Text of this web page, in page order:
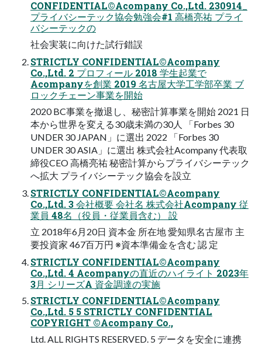
CONFIDENTIAL©Acompany Co.,Ltd. 230914_
プライバシーテック協会勉強会#1 ⾼橋亮祐 プライ
バシーテックの
社会実装に向けた試⾏錯誤
STRICTLY CONFIDENTIAL©Acompany
Co.,Ltd. 2 プロフィール 2018 学⽣起業で
Acompanyを創業 2019 名古屋⼤学⼯学部卒業 ブ
ロックチェーン事業を開始
2020 BC事業を撤退し、秘密計算事業を開始 2021 ⽇
本から世界を変える30歳未満の30⼈ 「Forbes 30
UNDER 30 JAPAN」に選出 2022 「Forbes 30
UNDER 30 ASIA」に選出 株式会社Acompany 代表取
締役CEO ⾼橋亮祐 秘密計算からプライバシーテック
へ拡⼤ プライバシーテック協会を設⽴
STRICTLY CONFIDENTIAL©Acompany
Co.,Ltd. 3 会社概要 会社名 株式会社Acompany 従
業員 48名（役員・従業員含む） 設
⽴ 2018年6⽉20⽇ 資本⾦ 所在地 愛知県名古屋市 主
要投資家 467百万円 ※資本準備⾦を含む 認 定
STRICTLY CONFIDENTIAL©Acompany
Co.,Ltd. 4 Acompanyの直近のハイライト 2023年
3⽉ シリーズA 資⾦調達の実施
STRICTLY CONFIDENTIAL©Acompany
Co.,Ltd. 5 5 STRICTLY CONFIDENTIAL
COPYRIGHT ©Acompany Co.,
Ltd. ALL RIGHTS RESERVED. 5 データを安全に連携